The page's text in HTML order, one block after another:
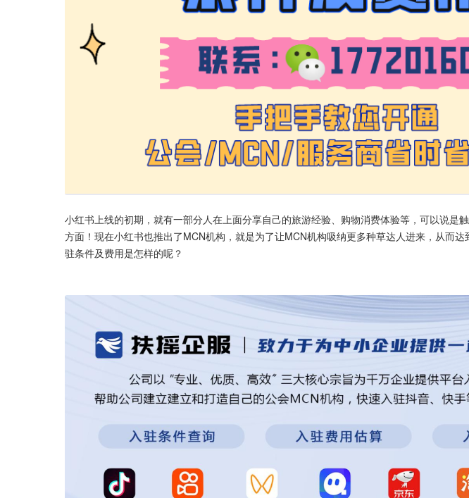
小红书上线的初期，就有一部分人在上面分享自己的旅游经验、购物消费体验等，可以说是
方面！现在小红书也推出了MCN机构，就是为了让MCN机构吸纳更多种草达人进来，从而达
驻条件及费用是怎样的呢？